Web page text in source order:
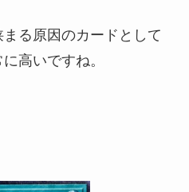
る原因のカードとして
高いですね。